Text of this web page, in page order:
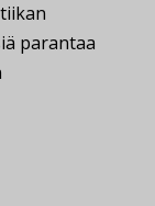
parantaa